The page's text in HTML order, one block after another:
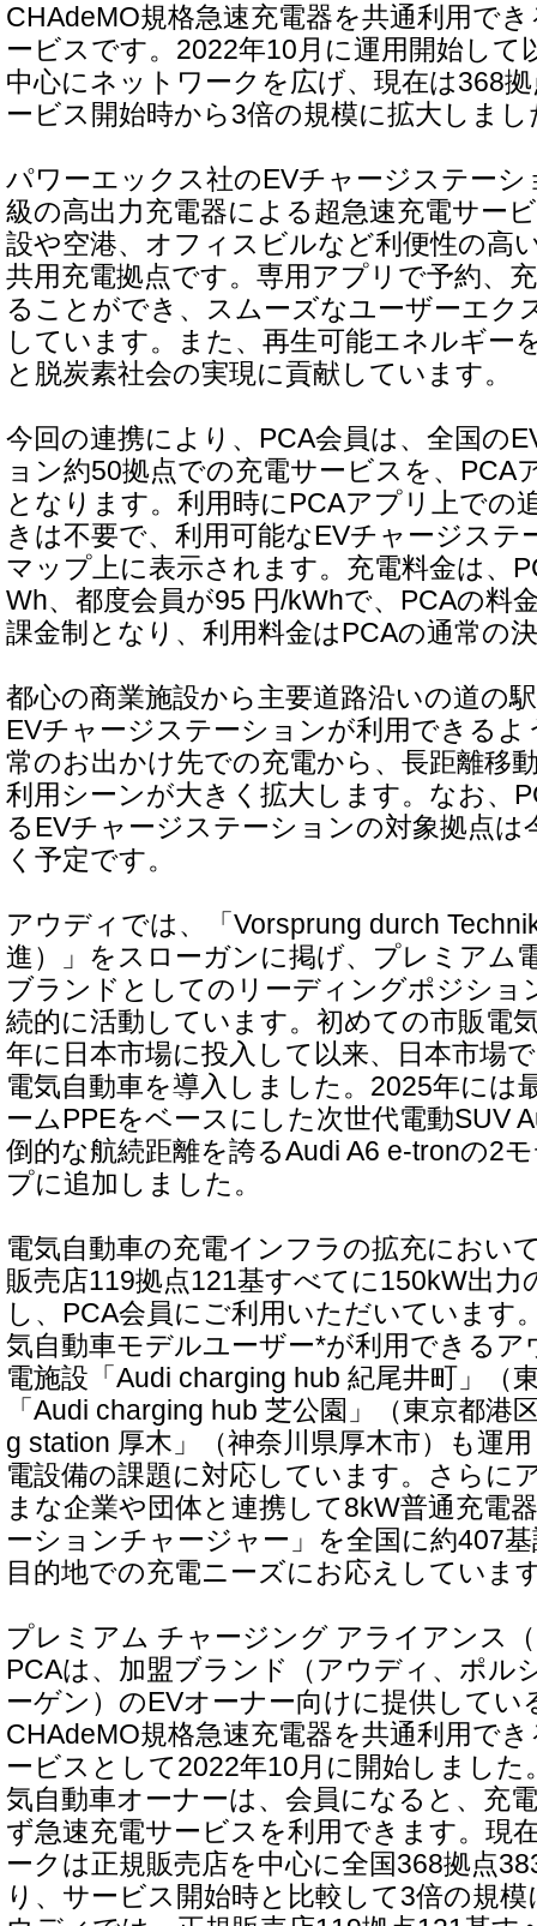
CHAdeMO規格急速充電器を共通利用で
ービスです。2022年10月に運用開始して
中心にネットワークを広げ、現在は368
ービス開始時から3倍の規模に拡大しまし
パワーエックス社のEVチャージステーシ
級の高出力充電器による超急速充電サー
設や空港、オフィスビルなど利便性の高
共用充電拠点です。専用アプリで予約、
ることができ、スムーズなユーザーエク
しています。また、再生可能エネルギー
と脱炭素社会の実現に貢献しています。
今回の連携により、PCA会員は、全国の
ョン約50拠点での充電サービスを、PCA
となります。利用時にPCAアプリ上での
きは不要で、利用可能なEVチャージス
マップ上に表示されます。充電料金は、
Wh、都度会員が95 円/kWhで、PCAの料
課金制となり、利用料金はPCAの通常の
都心の商業施設から主要道路沿いの道の
EVチャージステーションが利用できる
常のお出かけ先での充電から、長距離移
利用シーンが大きく拡大します。なお、
るEVチャージステーションの対象拠点は
く予定です。
アウディでは、「Vorsprung durch
進）」をスローガンに掲げ、プレミアム
ブランドとしてのリーディングポジショ
続的に活動しています。初めての市販電
年に日本市場に投入して以来、日本市場
電気自動車を導入しました。2025年には
ームPPEをベースにした次世代電動SUV
倒的な航続距離を誇るAudi A6 e-tronの2
プに追加しました。
電気自動車の充電インフラの拡充におい
販売店119拠点121基すべてに150kW出力
し、PCA会員にご利用いただいています
気自動車モデルユーザー*が利用できるア
電施設「Audi charging hub 紀尾井町」（
「Audi charging hub 芝公園」（東京都港
g station 厚木」（神奈川県厚木市）も運
電設備の課題に対応しています。さらに
まな企業や団体と連携して8kW普通充電
ーションチャージャー」を全国に約407
目的地での充電ニーズにお応えしていま
プレミアム チャージング アライアンス
PCAは、加盟ブランド（アウディ、ポル
ーゲン）のEVオーナー向けに提供してい
CHAdeMO規格急速充電器を共通利用で
ービスとして2022年10月に開始しました
気自動車オーナーは、会員になると、充
ず急速充電サービスを利用できます。現
ークは正規販売店を中心に全国368拠点
り、サービス開始時と比較して3倍の規